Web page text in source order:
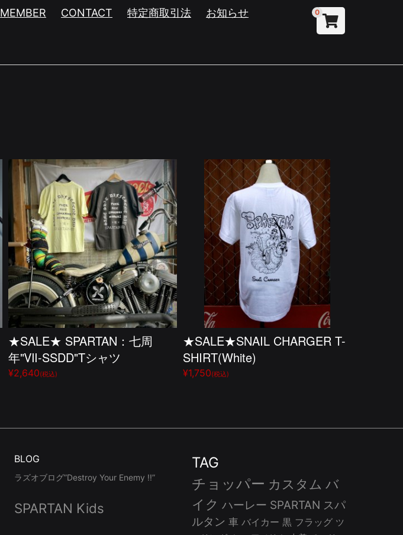
0
MEMBER CONTACT 特定商取引法
お知らせ
★SALE★ SPARTAN：七周
年"Ⅶ-SSDD"Tシャツ
¥2,640(税込)
★SALE★SNAIL CHARGER T-
SHIRT(White)
¥1,750(税込)
BLOG
ラズオブログ”Destroy Your Enemy !!”
SPARTAN Kids
TAG
チョッパー カスタム バ
イク ハーレー SPARTAN スパ
ルタン 車 バイカー 黒 フラッグ ツ